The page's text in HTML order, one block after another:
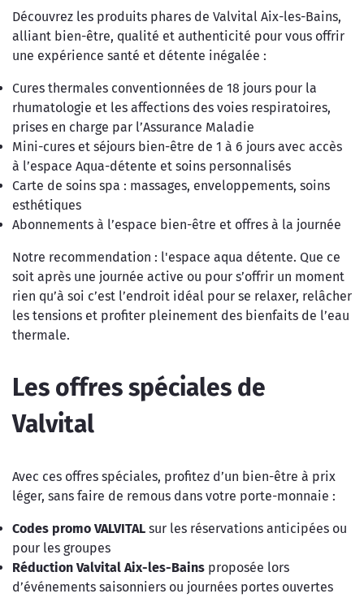
Découvrez les produits phares de Valvital Aix-les-Bains,
alliant bien-être, qualité et authenticité pour vous offrir
une expérience santé et détente inégalée :
Cures thermales conventionnées de 18 jours pour la
rhumatologie et les affections des voies respiratoires,
prises en charge par l’Assurance Maladie
Mini-cures et séjours bien-être de 1 à 6 jours avec accès
à l’espace Aqua-détente et soins personnalisés
Carte de soins spa : massages, enveloppements, soins
esthétiques
Abonnements à l’espace bien-être et offres à la journée
Notre recommendation : l'espace aqua détente. Que ce
soit après une journée active ou pour s’offrir un moment
rien qu’à soi c’est l’endroit idéal pour se relaxer, relâcher
les tensions et profiter pleinement des bienfaits de l’eau
thermale.
Les offres spéciales de
Valvital
Avec ces offres spéciales, profitez d’un bien-être à prix
léger, sans faire de remous dans votre porte-monnaie :
Codes promo VALVITAL sur les réservations anticipées ou
pour les groupes
Réduction Valvital Aix-les-Bains proposée lors
d’événements saisonniers ou journées portes ouvertes